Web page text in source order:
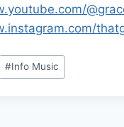
#Info Music